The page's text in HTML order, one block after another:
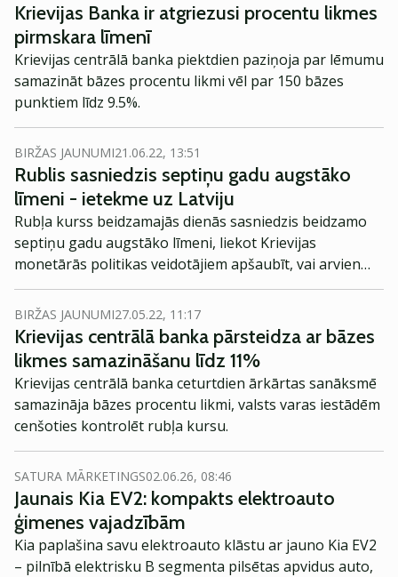
Krievijas Banka ir atgriezusi procentu likmes
pirmskara līmenī
Krievijas centrālā banka piektdien paziņoja par lēmumu
samazināt bāzes procentu likmi vēl par 150 bāzes
punktiem līdz 9.5%.
BIRŽAS JAUNUMI21.06.22, 13:51
Rublis sasniedzis septiņu gadu augstāko
līmeni - ietekme uz Latviju
Rubļa kurss beidzamajās dienās sasniedzis beidzamo
septiņu gadu augstāko līmeni, liekot Krievijas
monetārās politikas veidotājiem apšaubīt, vai arvien
spēcīgāka valūta nāk par labu valstij.
BIRŽAS JAUNUMI27.05.22, 11:17
Krievijas centrālā banka pārsteidza ar bāzes
likmes samazināšanu līdz 11%
Krievijas centrālā banka ceturtdien ārkārtas sanāksmē
samazināja bāzes procentu likmi, valsts varas iestādēm
cenšoties kontrolēt rubļa kursu.
SATURA MĀRKETINGS02.06.26, 08:46
Jaunais Kia EV2: kompakts elektroauto
ģimenes vajadzībām
Kia paplašina savu elektroauto klāstu ar jauno Kia EV2
– pilnībā elektrisku B segmenta pilsētas apvidus auto,